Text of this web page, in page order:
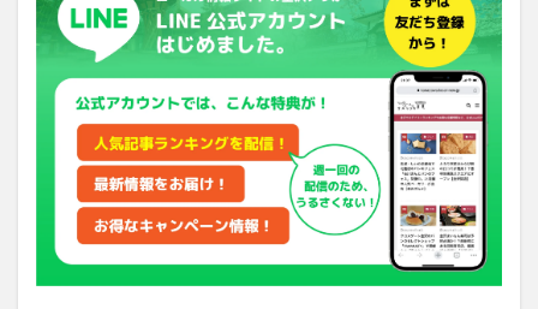
東店
が閉
店し
たの
はい
つ？
満ボ
のオ
ンラ
イン